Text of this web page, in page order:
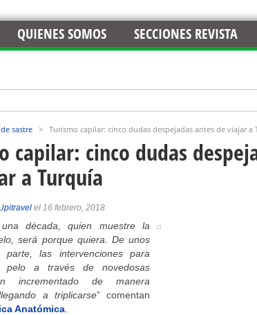
QUIENES SOMOS SECCIONES REVISTA
sastre > Turismo capilar: cinco dudas despejadas antes de viajar a
capilar: cinco dudas
a Turquía
el 16 febrero, 2018
década, quien muestre la
será porque quiera. De unos
las intervenciones para
pelo a través de novedosas
incrementado de manera
a triplicarse” comentan
Anatómica